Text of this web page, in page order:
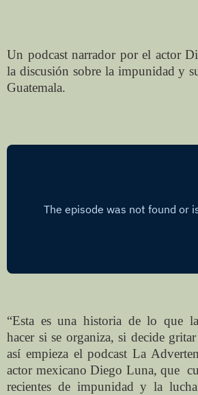
Un podcast narrador por el actor
la discusión sobre la impunidad y
Guatemala.
“Esta es una historia de lo que
hacer si se organiza, si decide
así empieza el podcast La
actor mexicano Diego Luna, que
recientes de impunidad y la